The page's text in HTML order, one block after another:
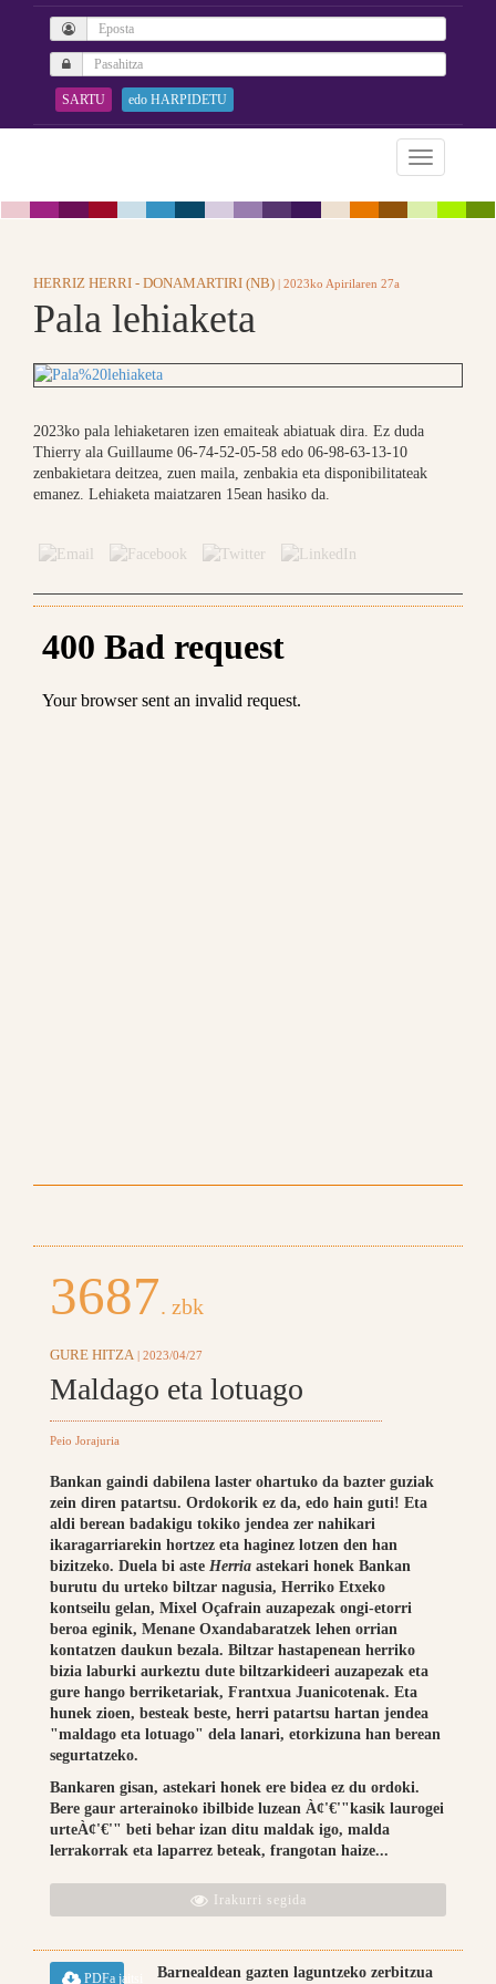
SARTU edo HARPIDETU
HERRIZ HERRI - DONAMARTIRI (NB) | 2023ko Apirilaren 27a
Pala lehiaketa
2023ko pala lehiaketaren izen emaiteak abiatuak dira. Ez duda
Thierry ala Guillaume 06-74-52-05-58 edo 06-98-63-13-10
zenbakietara deitzea, zuen maila, zenbakia eta disponibilitateak
emanez. Lehiaketa maiatzaren 15ean hasiko da.
3687. zbk
GURE HITZA | 2023/04/27
Maldago eta lotuago
Peio Jorajuria
Bankan gaindi dabilena laster ohartuko da bazter guziak
zein diren patartsu. Ordokorik ez da, edo hain guti! Eta
aldi berean badakigu tokiko jendea zer nahikari
ikaragarriarekin hortzez eta haginez lotzen den han
bizitzeko. Duela bi aste Herria astekari honek Bankan
burutu du urteko biltzar nagusia, Herriko Etxeko
kontseilu gelan, Mixel Oçafrain auzapezak ongi-etorri
beroa eginik, Menane Oxandabaratzek lehen orrian
kontatzen daukun bezala. Biltzar hastapenean herriko
bizia laburki aurkeztu dute biltzarkideeri auzapezak eta
gure hango berriketariak, Frantxua Juanicotenak. Eta
hunek zioen, besteak beste, herri patartsu hartan jendea
"maldago eta lotuago" dela lanari, etorkizuna han berean
segurtatzeko.
Bankaren gisan, astekari honek ere bidea ez du ordoki.
Bere gaur arterainoko ibilbide luzean À¢'€'"kasik laurogei
urteÀ¢'€'" beti behar izan ditu maldak igo, malda
lerrakorrak eta laparrez beteak, frangotan haize...
Irakurri segida
PDFa jaitsi Barnealdean gazten laguntzeko zerbitzua